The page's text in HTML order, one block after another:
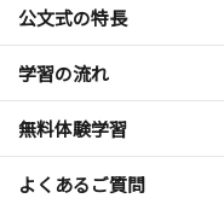
公文式の特長
学習の流れ
無料体験学習
よくあるご質問